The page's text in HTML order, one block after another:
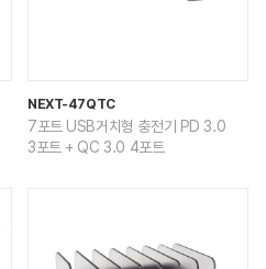
NEXT-47QTC
7포트 USB거치형 충전기 PD 3.0
3포트 + QC 3.0 4포트